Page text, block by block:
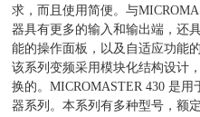
求，而且使用简便。与
器具有更多的输入和输出端，还
能的操作面板，以及自适应功能的
该系列变频采用模块化结构设计
换的。MICROMASTER 430 是
器系列。本系列有多种型号，额